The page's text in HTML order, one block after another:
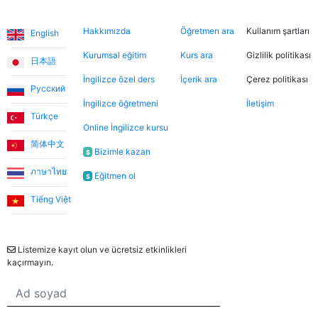
Dersler, öğretmen-öğrenci ilişkisinden çok arkadaşlık
havasında geçiyor.
Ece T.
Emma, kızıma İngilizceyi çok eğlenceli yöntemlerle
öğretiyor. Her zaman neşeli ve bu dersleri daha keyifli
hale getiriyor. Bu uygulama sayesinde Emma ile
tanışmamızı ve bize İngilizce öğretmesini büyük bir
şans olarak görüyorum.
Utku S.
Umut Hoca ile çalıştım. Türkçe desteksiz iletişim
English
日本語
Русский
Türkçe
简体中文
ภาษาไทย
Tiếng Việt
Hakkımızda
Kurumsal eğitim
İngilizce özel ders
İngilizce öğretmeni
Online İngilizce kursu
$ Bizimle kazan
$ Eğitmen ol
Öğretmen ara
Kurs ara
İçerik ara
Kullanım şartları
Gizlilik politikası
Çerez politikası
İletişim
Listemize kayıt olun ve ücretsiz etkinlikleri
kaçırmayın.